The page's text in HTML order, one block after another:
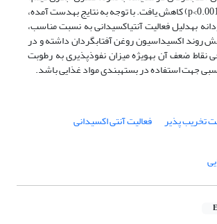
به‎طور معنی‎داری (p<0.001) کاهش یافت. با توجه به نتایج به‎دست آمده،
فیلم پروتئینی گاودانه به‎دلیل فعالیت آنتی‎اکسیدانی به نسبت مناسب،
روند اکسیداسیون روغن آفتابگردان داشته و در
صورت بهبود برخی نقاط ضعف آن به‎ویژه میزان نفوذپذیری به رطوبت
تخریب پذیر
فعالیت آنتی اکسیدانی